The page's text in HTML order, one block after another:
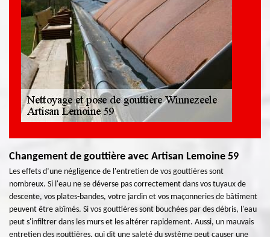
Changement de gouttière avec Artisan Lemoine 59
Les effets d’une négligence de l'entretien de vos gouttières sont
nombreux. Si l'eau ne se déverse pas correctement dans vos tuyaux de
descente, vos plates-bandes, votre jardin et vos maçonneries de bâtiment
peuvent être abîmés. Si vos gouttières sont bouchées par des débris, l'eau
peut s'infiltrer dans les murs et les altérer rapidement. Aussi, un mauvais
entretien des gouttières, qui dit une saleté du système peut causer une